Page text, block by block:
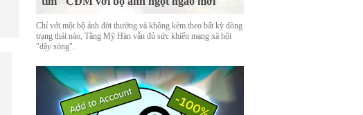
Chỉ với một bộ ảnh đời thường và không kèm theo bất kỳ dòng
trạng thái nào, Tăng Mỹ Hàn vẫn đủ sức khiến mạng xã hội
"dậy sóng".